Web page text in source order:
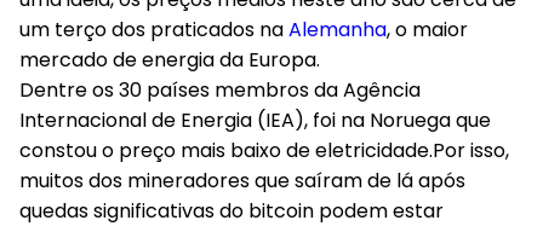
um terço dos praticados naAlemanha, o maior
mercado de energia da Europa.
Dentre os 30 países membros da Agência
Internacional de Energia (IEA), foi na Noruega que
constou o preço mais baixo de eletricidade.Por isso,
muitos dos mineradores que saíram de lá após
quedas significativas do bitcoin podem estar